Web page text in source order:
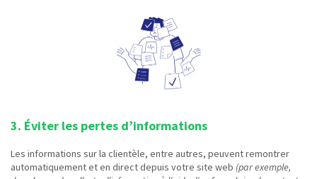
3. Éviter les pertes d’informations
Les informations sur la clientèle, entre autres, peuvent remontrer
automatiquement et en direct depuis votre site web (par exemple,